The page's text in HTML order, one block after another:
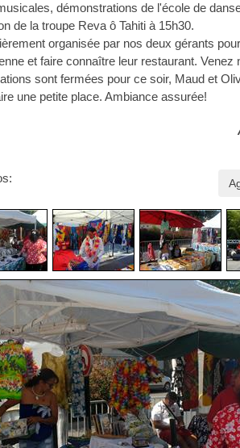
démonstrations de l'école de
de la troupe Reva ô Tahiti à 15h30.
organisée par nos deux gérants
et faire connaître leur restaurant. Venez
sont fermées pour ce soir, Maud et
une petite place. Ambiance assurée!